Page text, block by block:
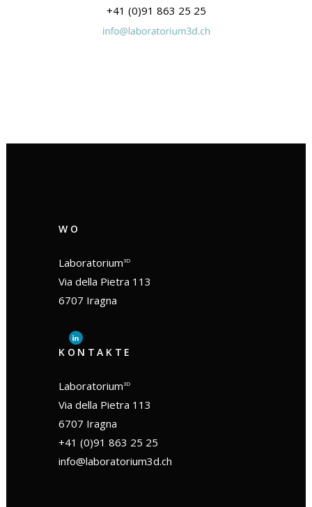
+41 (0)91 863 25 25
WO
Laboratorium3D
Via della Pietra 113
6707 Iragna
KONTAKTE
Laboratorium3D
Via della Pietra 113
6707 Iragna
+41 (0)91 863 25 25
info@laboratorium3d.ch